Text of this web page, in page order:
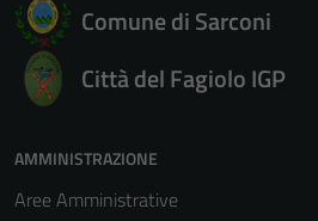
Comune di Sarconi
Città del Fagiolo IGP
AMMINISTRAZIONE
Aree Amministrative